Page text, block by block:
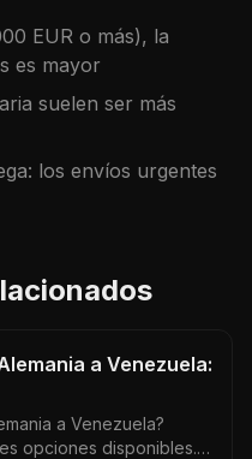
EUR o más), la
es mayor
suelen ser más
los envíos urgentes
a Venezuela:
a Venezuela?
opciones disponibles.